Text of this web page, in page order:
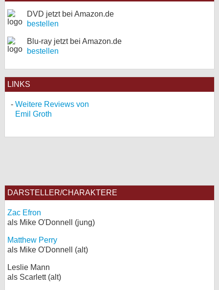
DVD jetzt bei Amazon.de
bestellen
Blu-ray jetzt bei Amazon.de
bestellen
LINKS
Weitere Reviews von
Emil Groth
DARSTELLER/CHARAKTERE
Zac Efron
als Mike O'Donnell (jung)
Matthew Perry
als Mike O'Donnell (alt)
Leslie Mann
als Scarlett (alt)